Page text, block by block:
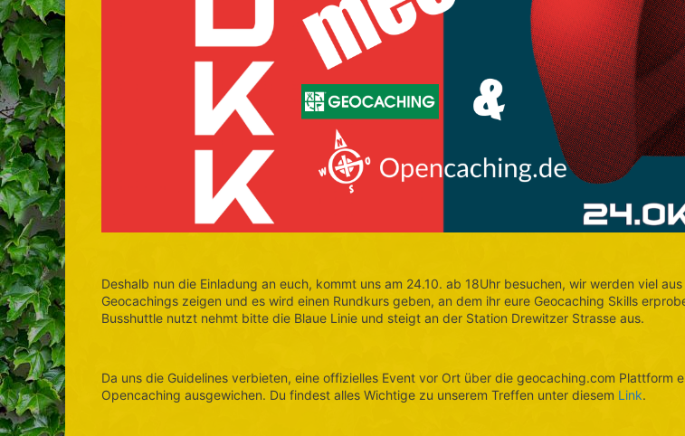
Deshalb nun die Einladung an euch, kommt uns am 24.10. ab 18Uhr besuchen, wir werden viel
Geocachings zeigen und es wird einen Rundkurs geben, an dem ihr eure Geocaching Skills
Busshuttle nutzt nehmt bitte die Blaue Linie und steigt an der Station Drewitzer Strasse aus.
Da uns die Guidelines verbieten, eine offizielles Event vor Ort über die geocaching.com Plattform
Opencaching ausgewichen. Du findest alles Wichtige zu unserem Treffen unter diesem Link.